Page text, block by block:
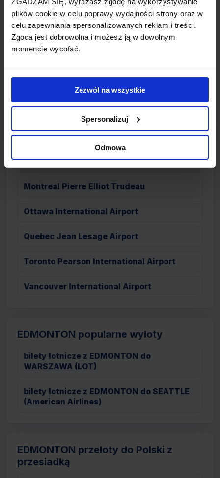
ZGADZAM SIĘ, wyrażasz zgodę na wykorzystywanie
plików cookie w celu poprawy wydajności strony oraz w
celu zapewniania spersonalizowanych reklam i treści.
Zgoda jest dobrowolna i możesz ją w dowolnym
momencie wycofać.
Zezwól na wszystkie
Spersonalizuj
Odmowa
Na lotnisku znajdują się wypożyczalnie aut
firm: Avis, Budget, Hertz, Thrifty, National.
Sprawdź hotele w Booking.com
KANADA - lotniska
Calgary International Airport
Montreal Pierre Elliot Trudeau
Ottawa International Airport
Quebec Jean Lesage Airport
Toronto Pearson International Airport
Vancouver International Airport
EDMONTON popularne wyloty
bilety lotnicze z EDMONTON do
WARSZAWA (LOT)
bilety lotnicze z EDMONTON do SEATTLE
(American Airlines)
EDMONTON przeloty do Polski z
przesiadką